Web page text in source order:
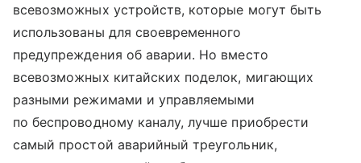
всевозможных устройств, которые могут быть
использованы для своевременного
предупреждения об аварии. Но вместо
всевозможных китайских поделок, мигающих
разными режимами и управляемыми
по беспроводному каналу, лучше приобрести
самый простой аварийный треугольник,